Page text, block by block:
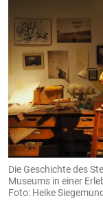
Die Geschichte des
Museums in einer
Foto: Heike